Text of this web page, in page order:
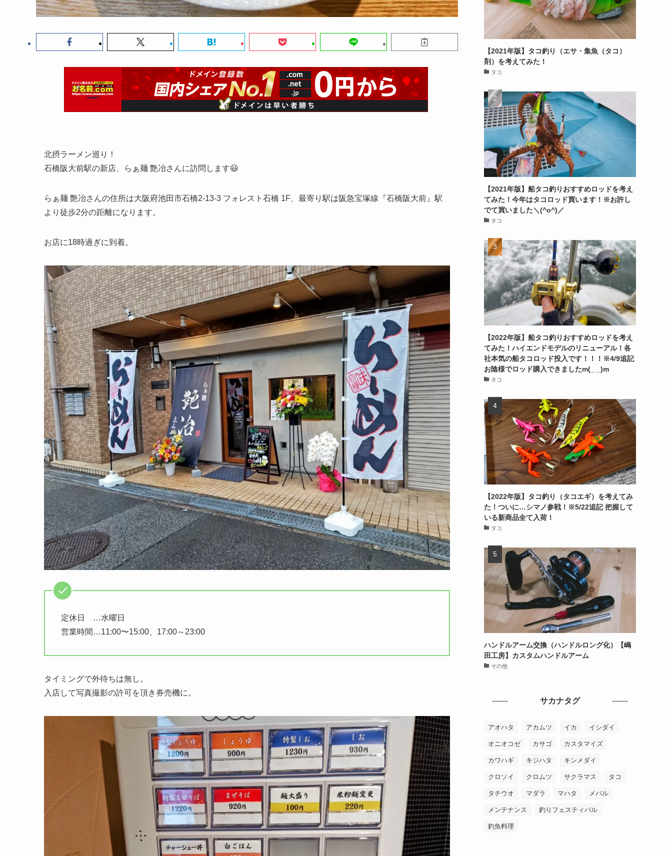
北摂ラーメン巡り！
石橋阪大前駅の新店、らぁ麺 艶冶さんに訪問します😃
らぁ麺 艶冶さんの住所は大阪府池田市石橋2-13-3 フォレスト石橋 1F、最寄り駅は阪急宝塚線『石橋阪大前』駅
より徒歩2分の距離になります。
お店に18時過ぎに到着。
定休日 …水曜日
営業時間…11:00〜15:00、17:00～23:00
タイミングで外待ちは無し。
入店して写真撮影の許可を頂き券売機に。
【2021年版】タコ釣り（エサ・集魚（タコ）
剤）を考えてみた！
タコ
【2021年版】船タコ釣りおすすめロッドを考え
てみた！今年はタコロッド買います！※お許し
でて買いました＼(^o^)／
タコ
【2022年版】船タコ釣りおすすめロッドを考え
てみた！ハイエンドモデルのリニューアル！各
社本気の船タコロッド投入です！！！※4/9追記
お陰様でロッド購入できましたm(_ _)m
タコ
【2022年版】タコ釣り（タコエギ）を考えてみ
た！ついに…シマノ参戦！※5/22追記 把握して
いる新商品全て入荷！
タコ
ハンドルアーム交換（ハンドルロング化）【嶋
田工房】カスタムハンドルアーム
その他
サカナタグ
アオハタ アカムツ イカ イシダイ
オニオコゼ カサゴ カスタマイズ
カワハギ キジハタ キンメダイ
クロソイ クロムツ サクラマス タコ
タチウオ マダラ マハタ メバル
メンテナンス 釣りフェスティバル
釣魚料理